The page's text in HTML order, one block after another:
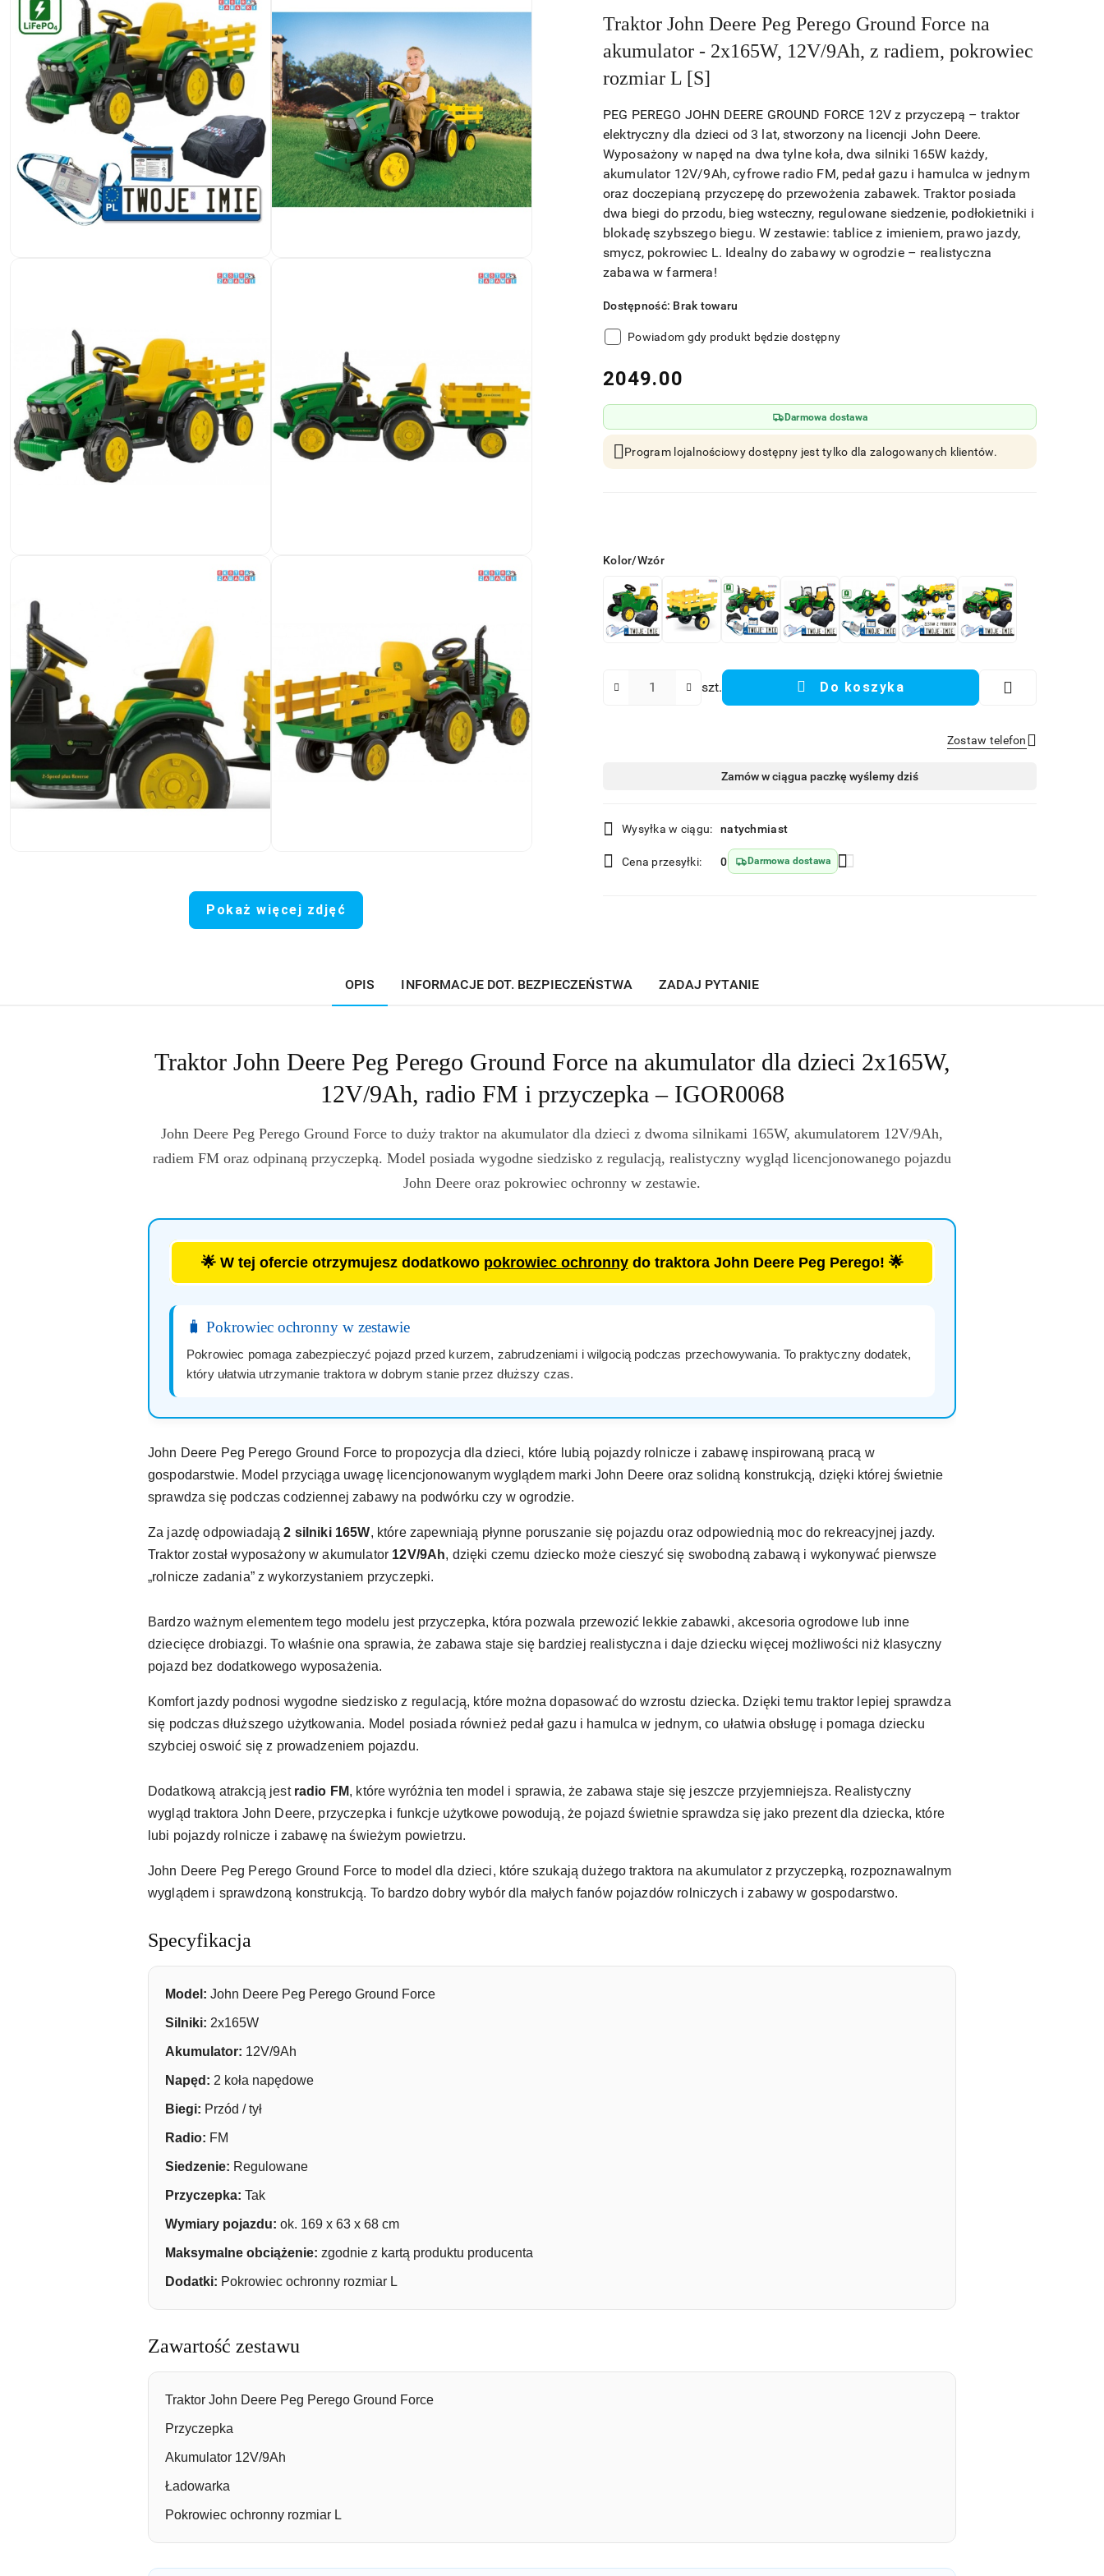
Pokaż więcej zdjęć
Traktor John Deere Peg Perego Ground Force na
akumulator - 2x165W, 12V/9Ah, z radiem, pokrowiec
rozmiar L [S]
PEG PEREGO JOHN DEERE GROUND FORCE 12V z przyczepą – traktor
elektryczny dla dzieci od 3 lat, stworzony na licencji John Deere.
Wyposażony w napęd na dwa tylne koła, dwa silniki 165W każdy,
akumulator 12V/9Ah, cyfrowe radio FM, pedał gazu i hamulca w jednym
oraz doczepianą przyczepę do przewożenia zabawek. Traktor posiada
dwa biegi do przodu, bieg wsteczny, regulowane siedzenie, podłokietniki i
blokadę szybszego biegu. W zestawie: tablice z imieniem, prawo jazdy,
smycz, pokrowiec L. Idealny do zabawy w ogrodzie – realistyczna
zabawa w farmera!
Dostępność: Brak towaru
Powiadom gdy produkt będzie dostępny
cena:
2049.00
Darmowa dostawa
Program lojalnościowy dostępny jest tylko dla zalogowanych klientów.
Wariant
Kolor/Wzór
szt. Do koszyka
Zostaw telefon
dostawa
Zamów w ciągua paczkę wyślemy dziś
Wysyłka w ciągu: natychmiast
Cena przesyłki: 0 Darmowa dostawa
OPIS INFORMACJE DOT. BEZPIECZEŃSTWA ZADAJ PYTANIE
Traktor John Deere Peg Perego Ground Force na akumulator dla dzieci 2x165W,
12V/9Ah, radio FM i przyczepka – IGOR0068
John Deere Peg Perego Ground Force to duży traktor na akumulator dla dzieci z dwoma silnikami 165W, akumulatorem 12V/9Ah,
radiem FM oraz odpinaną przyczepką. Model posiada wygodne siedzisko z regulacją, realistyczny wygląd licencjonowanego pojazdu
John Deere oraz pokrowiec ochronny w zestawie.
🌟 W tej ofercie otrzymujesz dodatkowo pokrowiec ochronnydo traktora John Deere Peg Perego! 🌟
🧳 Pokrowiec ochronny w zestawie
Pokrowiec pomaga zabezpieczyć pojazd przed kurzem, zabrudzeniami i wilgocią podczas przechowywania. To praktyczny dodatek,
który ułatwia utrzymanie traktora w dobrym stanie przez dłuższy czas.
John Deere Peg Perego Ground Force to propozycja dla dzieci, które lubią pojazdy rolnicze i zabawę inspirowaną pracą w
gospodarstwie. Model przyciąga uwagę licencjonowanym wyglądem marki John Deere oraz solidną konstrukcją, dzięki której świetnie
sprawdza się podczas codziennej zabawy na podwórku czy w ogrodzie.
Za jazdę odpowiadają2 silniki 165W, które zapewniają płynne poruszanie się pojazdu oraz odpowiednią moc do rekreacyjnej jazdy.
Traktor został wyposażony w akumulator 12V/9Ah, dzięki czemu dziecko może cieszyć się swobodną zabawą i wykonywać pierwsze
„rolnicze zadania” z wykorzystaniem przyczepki.
Bardzo ważnym elementem tego modelu jest przyczepka, która pozwala przewozić lekkie zabawki, akcesoria ogrodowe lub inne
dziecięce drobiazgi. To właśnie ona sprawia, że zabawa staje się bardziej realistyczna i daje dziecku więcej możliwości niż klasyczny
pojazd bez dodatkowego wyposażenia.
Komfort jazdy podnosi wygodne siedzisko z regulacją, które można dopasować do wzrostu dziecka. Dzięki temu traktor lepiej sprawdza
się podczas dłuższego użytkowania. Model posiada również pedał gazu i hamulca w jednym, co ułatwia obsługę i pomaga dziecku
szybciej oswoić się z prowadzeniem pojazdu.
Dodatkową atrakcją jest radio FM, które wyróżnia ten model i sprawia, że zabawa staje się jeszcze przyjemniejsza. Realistyczny
wygląd traktora John Deere, przyczepka i funkcje użytkowe powodują, że pojazd świetnie sprawdza się jako prezent dla dziecka, które
lubi pojazdy rolnicze i zabawę na świeżym powietrzu.
John Deere Peg Perego Ground Force to model dla dzieci, które szukają dużego traktora na akumulator z przyczepką, rozpoznawalnym
wyglądem i sprawdzoną konstrukcją. To bardzo dobry wybór dla małych fanów pojazdów rolniczych i zabawy w gospodarstwo.
Specyfikacja
Model: John Deere Peg Perego Ground Force
Silniki: 2x165W
Akumulator: 12V/9Ah
Napęd: 2 koła napędowe
Biegi: Przód / tył
Radio: FM
Siedzenie: Regulowane
Przyczepka: Tak
Wymiary pojazdu: ok. 169 x 63 x 68 cm
Maksymalne obciążenie: zgodnie z kartą produktu producenta
Dodatki: Pokrowiec ochronny rozmiar L
Zawartość zestawu
Traktor John Deere Peg Perego Ground Force
Przyczepka
Akumulator 12V/9Ah
Ładowarka
Pokrowiec ochronny rozmiar L